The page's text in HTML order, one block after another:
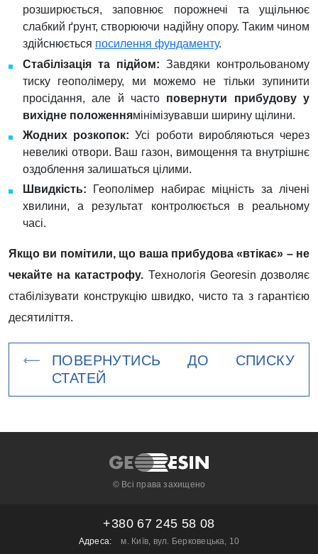
розширюється, заповнює порожнечі та ущільнює
слабкий ґрунт, створюючи надійну опору. Таким чином
здійснюється посилення фундаменту.
Стабілізація та підйом: Завдяки контрольованому
тиску геополімеру, ми можемо не тільки зупинити
просідання, але й часто повернути прибудову у
вихідне положеннямінімізувавши ширину щілини.
Жодних розкопок: Усі роботи виробляються через
невеликі отвори. Ваш газон, вимощення та внутрішнє
оздоблення залишаться цілими.
Швидкість: Геополімер набирає міцність за лічені
хвилини, а результат контролюється в реальному
часі.
Якщо ви помітили, що ваша прибудова «втікає» – не
чекайте на катастрофу. Технологія Georesin дозволяє
стабілізувати конструкцію швидко, чисто та з гарантією
десятиліття.
ПОВЕРНУТИСЬ ДО СПИСКУ
СТАТЕЙ
© Всі права захищено
+380 67 245 58 08
Адреса: м. Київ, вул. Берковецька, 10